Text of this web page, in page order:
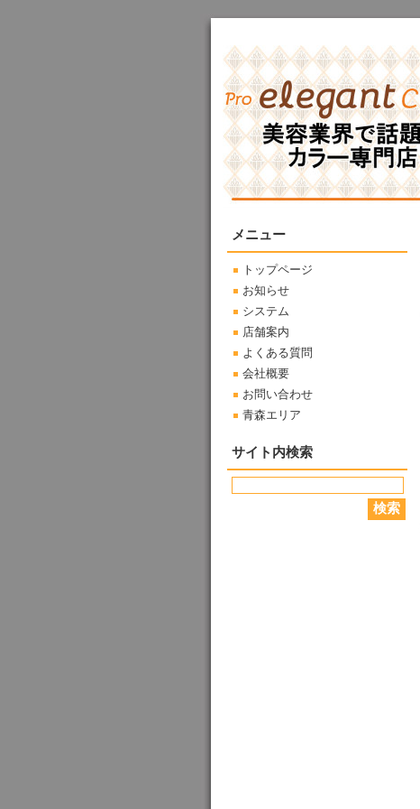
メニュー
トップページ
お知らせ
システム
店舗案内
よくある質問
会社概要
お問い合わせ
青森エリア
サイト内検索